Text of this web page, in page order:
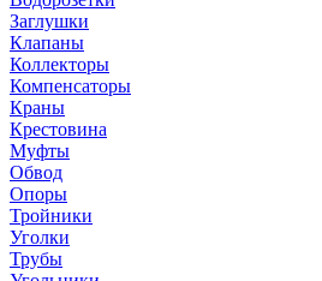
Заглушки
Клапаны
Коллекторы
Компенсаторы
Краны
Крестовина
Муфты
Обвод
Опоры
Тройники
Уголки
Трубы